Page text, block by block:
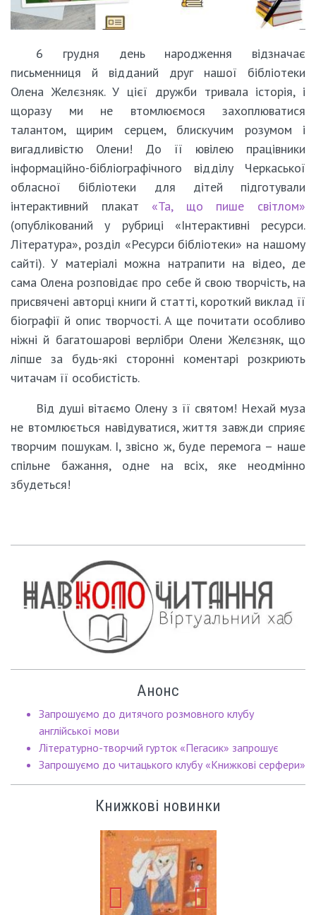
6 грудня день народження відзначає
письменниця й відданий друг нашої бібліотеки
Олена Желєзняк. У цієї дружби тривала історія, і
щоразу ми не втомлюємося захоплюватися
талантом, щирим серцем, блискучим розумом і
вигадливістю Олени! До її ювілею працівники
інформаційно-бібліографічного відділу Черкаської
обласної бібліотеки для дітей підготували
інтерактивний плакат «Та, що пише світлом»
(опублікований у рубриці «Інтерактивні ресурси.
Література», розділ «Ресурси бібліотеки» на нашому
сайті). У матеріалі можна натрапити на відео, де
сама Олена розповідає про себе й свою творчість, на
присвячені авторці книги й статті, короткий виклад її
біографії й опис творчості. А ще почитати особливо
ніжні й багатошарові верлібри Олени Желєзняк, що
ліпше за будь-які сторонні коментарі розкриють
читачам її особистість.
Від душі вітаємо Олену з її святом! Нехай муза
не втомлюється навідуватися, життя завжди сприяє
творчим пошукам. І, звісно ж, буде перемога – наше
спільне бажання, одне на всіх, яке неодмінно
збудеться!
Анонс
Запрошуємо до дитячого розмовного клубу
англійської мови
Літературно-творчий гурток «Пегасик» запрошує
Запрошуємо до читацького клубу «Книжкові серфери»
Книжкові новинки